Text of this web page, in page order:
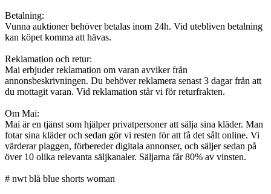
Betalning:
Vunna auktioner behöver betalas inom 24h. Vid utebliven betalning
kan köpet komma att hävas.
Reklamation och retur:
Mai erbjuder reklamation om varan avviker från
annonsbeskrivningen. Du behöver reklamera senast 3 dagar från att
du mottagit varan. Vid reklamation står vi för returfrakten.
Om Mai:
Mai är en tjänst som hjälper privatpersoner att sälja sina kläder. Man
fotar sina kläder och sedan gör vi resten för att få det sålt online. Vi
värderar plaggen, förbereder digitala annonser, och säljer sedan på
över 10 olika relevanta säljkanaler. Säljarna får 80% av vinsten.
# nwt blå blue shorts woman